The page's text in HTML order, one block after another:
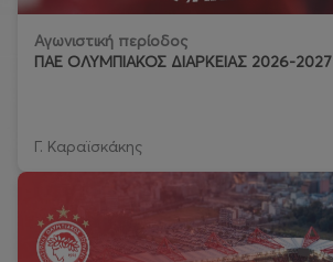
Αγωνιστική περίοδος
ΠΑΕ ΟΛΥΜΠΙΑΚΟΣ ΔΙΑΡΚΕΙΑΣ 2026-2027
Γ. Καραϊσκάκης